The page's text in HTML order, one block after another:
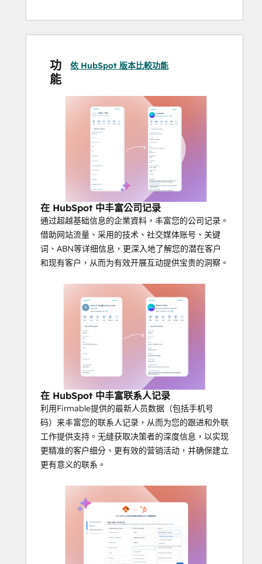
的数据库质量
减少繁琐且耗时的数据管理流程
化销售处理与分流流程
还有更多！
功
能
依 HubSpot 版本比較功能
在 HubSpot 中丰富公司记录
通过超越基础信息的企業資料，丰富您的公司记录。
借助网站流量、采用的技术、社交媒体账号、关键
词、ABN等详细信息，更深入地了解您的潜在客户
和现有客户，从而为有效开展互动提供宝贵的洞察。
在 HubSpot 中丰富联系人记录
利用Firmable提供的最新人员数据（包括手机号
码）来丰富您的联系人记录，从而为您的跟进和外联
工作提供支持。无缝获取决策者的深度信息，以实现
更精准的客户细分、更有效的营销活动，并确保建立
更有意义的联系。